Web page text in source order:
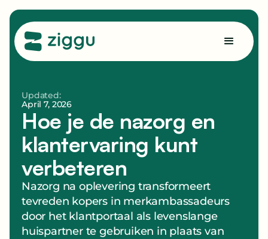
Updated:
April 7, 2026
Hoe je de nazorg en
klantervaring kunt
verbeteren
Nazorg na oplevering transformeert
tevreden kopers in merkambassadeurs
door het klantportaal als levenslange
huispartner te gebruiken in plaats van